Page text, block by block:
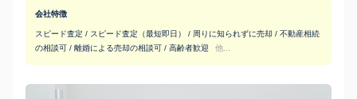
会社特徴
スピード査定 / スピード査定（最短即日） / 周りに知られずに売却 / 不動産相続
の相談可 / 離婚による売却の相談可 / 高齢者歓迎
他...